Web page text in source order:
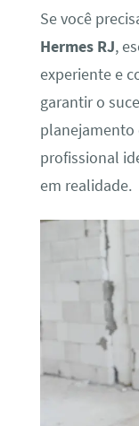
Se você
Hermes RJ,
experiente e
garantir o
planejamento
profissional
em realidade.